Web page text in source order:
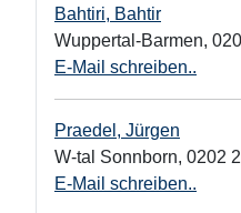
Bahtiri, Bahtir
Wuppertal-Barmen,
E-Mail schreiben..
Praedel, Jürgen
W-tal Sonnborn, 0202
E-Mail schreiben..